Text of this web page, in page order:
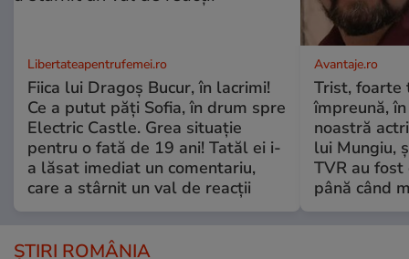
Libertateapentrufemei.ro
Fiica lui Dragoș Bucur, în lacrimi!
Ce a putut păți Sofia, în drum spre
Electric Castle. Grea situație
pentru o fată de 19 ani! Tatăl ei i-
a lăsat imediat un comentariu,
care a stârnit un val de reacții
Avantaje.ro
Trist, foarte
împreună,
noastră
lui Mungiu,
TVR au
până când
ȘTIRI ROMÂNIA